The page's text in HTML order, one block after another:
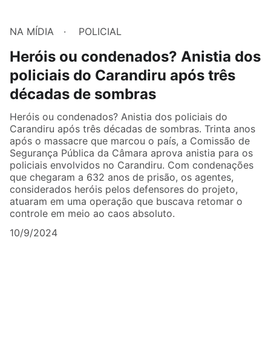
NA MÍDIA POLICIAL
Heróis ou condenados? Anistia dos
policiais do Carandiru após três
décadas de sombras
Heróis ou condenados? Anistia dos policiais do
Carandiru após três décadas de sombras. Trinta anos
após o massacre que marcou o país, a Comissão de
Segurança Pública da Câmara aprova anistia para os
policiais envolvidos no Carandiru. Com condenações
que chegaram a 632 anos de prisão, os agentes,
considerados heróis pelos defensores do projeto,
atuaram em uma operação que buscava retomar o
controle em meio ao caos absoluto.
10/9/2024